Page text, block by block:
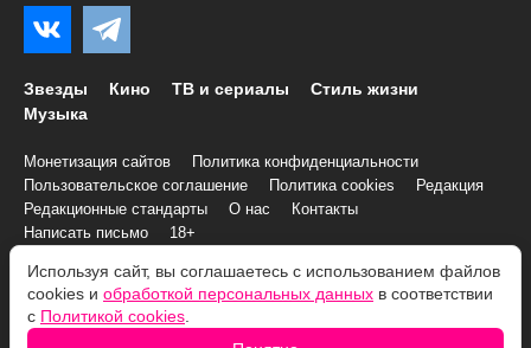
Звезды Кино ТВ и сериалы
Стиль жизни
Музыка
Монетизация сайтов
Политика конфиденциальности
Пользовательское соглашение
Политика cookies
Редакция
Редакционные стандарты
О нас
Контакты
Написать письмо
18+
© 2007–2026 Все права и материалы принадлежат
«ПОПКОРНNEWS»
При копировании информации необходимо соблюдать
Используя сайт, вы соглашаетесь с использованием файлов
cookies и обработкой персональных данных в соответствии
с Политикой cookies